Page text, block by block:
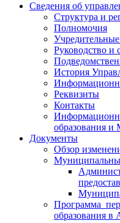
Сведения об
Структура и
Полномочия
Руководство и
История
Реквизиты
Контакты
образования
Документы
Обзор
Программа
образования в